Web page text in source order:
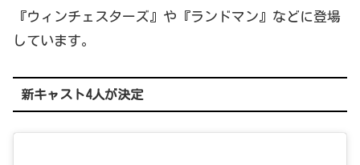
『ウィンチェスターズ』や『ランドマン』などに登場
しています。
新キャスト4人が決定